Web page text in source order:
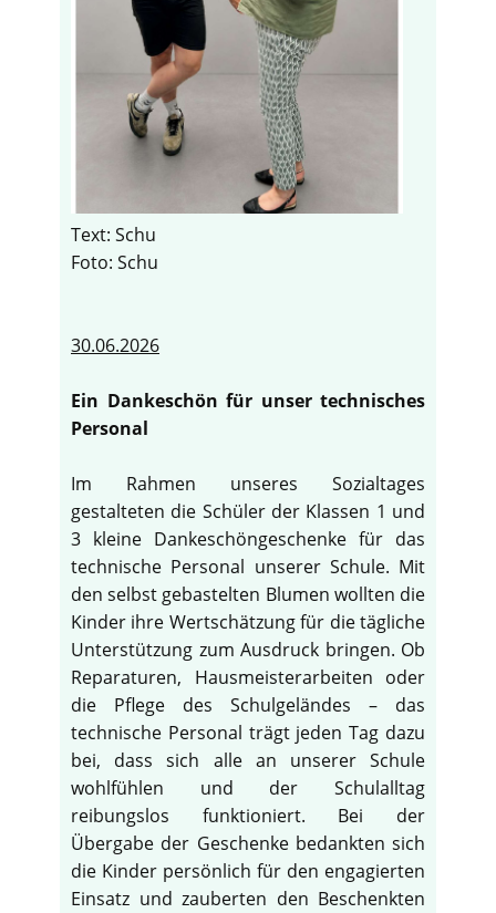
Text: Schu
Foto: Schu
30.06.2026
Ein Dankeschön für unser technisches
Personal
Im Rahmen unseres Sozialtages
gestalteten die Schüler der Klassen 1 und
3 kleine Dankeschöngeschenke für das
technische Personal unserer Schule. Mit
den selbst gebastelten Blumen wollten die
Kinder ihre Wertschätzung für die tägliche
Unterstützung zum Ausdruck bringen. Ob
Reparaturen, Hausmeisterarbeiten oder
die Pflege des Schulgeländes – das
technische Personal trägt jeden Tag dazu
bei, dass sich alle an unserer Schule
wohlfühlen und der Schulalltag
reibungslos funktioniert. Bei der
Übergabe der Geschenke bedankten sich
die Kinder persönlich für den engagierten
Einsatz und zauberten den Beschenkten